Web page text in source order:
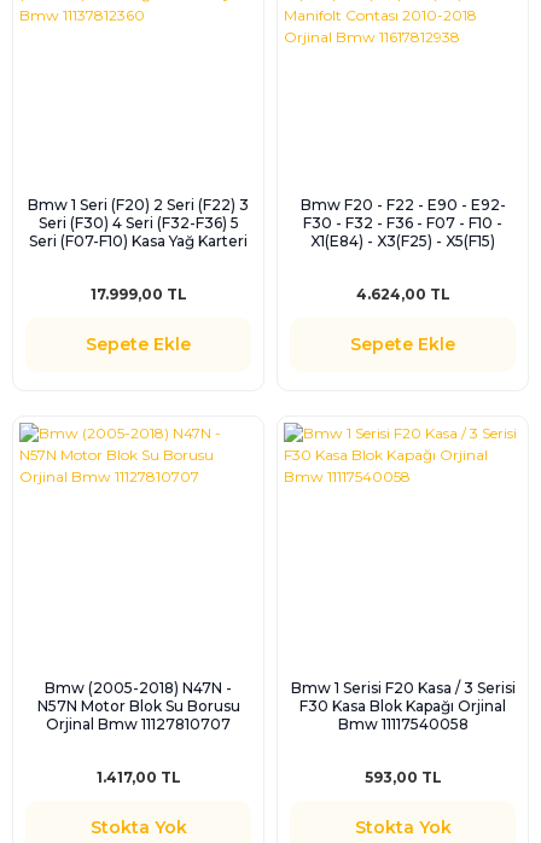
Bmw 1 Seri (F20) 2 Seri (F22) 3
Seri (F30) 4 Seri (F32-F36) 5
Seri (F07-F10) Kasa Yağ Karteri
17.999,00 TL
Sepete Ekle
Bmw F20 - F22 - E90 - E92-
F30 - F32 - F36 - F07 - F10 -
X1(E84) - X3(F25) - X5(F15)
4.624,00 TL
Sepete Ekle
Bmw (2005-2018) N47N -
N57N Motor Blok Su Borusu
Orjinal Bmw 11127810707
1.417,00 TL
Stokta Yok
Bmw 1 Serisi F20 Kasa / 3 Serisi
F30 Kasa Blok Kapağı Orjinal
Bmw 11117540058
593,00 TL
Stokta Yok